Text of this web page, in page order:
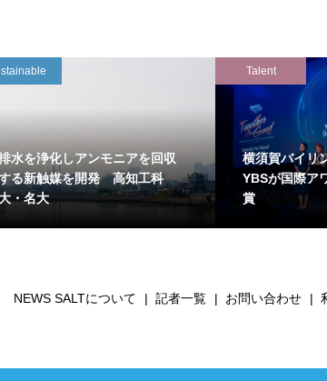
水を浄化しアンモニアを回収
る新触媒を開発 高知工科
・名大
Talent
横須賀バイリ
YBSが国際ア
賞
NEWS SALTについて 記者一覧 お問い合わせ